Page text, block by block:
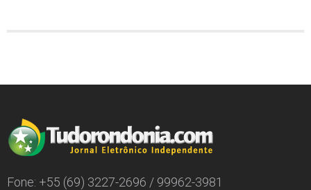
Fone: +55 (69) 3227-2696 / 99962-3981